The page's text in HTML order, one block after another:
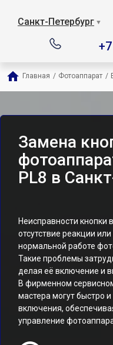
Санкт-Петербург ▼
Главная / Фотоаппарат /
Замена
PL8 в
Неисправности кнопки
отсутствие реакции
нормальной работе
Такие проблемы
делая её включение и
В фирменном
мастера могут быстро
включения,
управление